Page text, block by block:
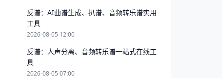
反谱：AI曲谱生成、扒谱、音频转乐谱实用
工具
2026-08-05 12:00
反谱：人声分离、音频转乐谱一站式在线工
具
2026-08-05 07:00